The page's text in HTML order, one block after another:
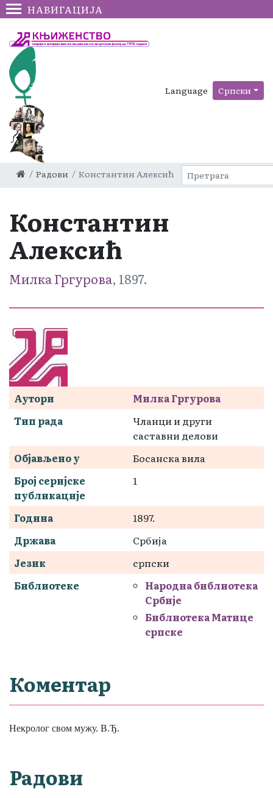
НАВИГАЦИЈА
Language Српски
Радови Константин Алексић
Константин
Алексић
Милка Гргуровa, 1897.
Аутори
Милка Гргуровa
Тип рада
Чланци и други
саставни делови
Објављено у
Босанска вила
Број серијске
публикације
1
Година
1897.
Држава
Србија
Језик
српски
Библиотеке
Народна библиотека
Србије
Библиотека Матице
српске
Коментар
Некролог свом мужу. В.Ђ.
Радови